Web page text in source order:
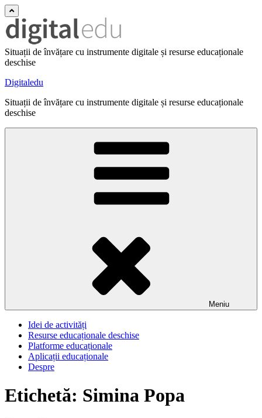
Situații de învățare cu instrumente digitale și resurse educaționale
deschise
Digitaledu
Situații de învățare cu instrumente digitale și resurse educaționale
deschise
Meniu
Idei de activități
Resurse educaționale deschise
Platforme educaționale
Aplicații educaționale
Despre
Etichetă: Simina Popa